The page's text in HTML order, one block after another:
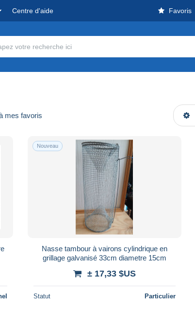
Centre d'aide Favoris
mes favoris
Nouveau
Nasse tambour à vairons cylindrique en
grillage galvanisé 33cm diametre 15cm
± 17,33 $US
Statut Particulier